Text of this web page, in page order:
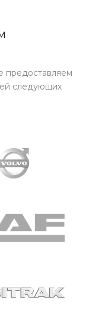
предоставляем
следующих